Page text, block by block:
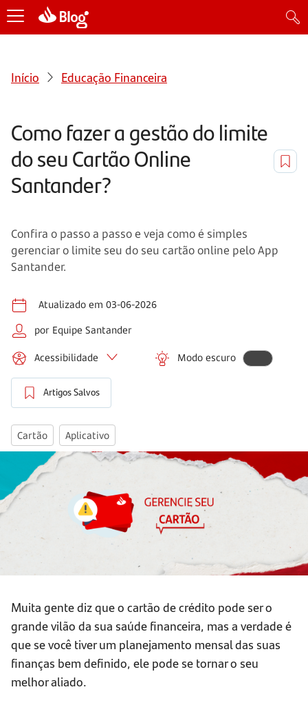
Início Educação Financeira
Como fazer a gestão do limite
do seu Cartão Online
Santander?
Confira o passo a passo e veja como é simples
gerenciar o limite seu do seu cartão online pelo App
Santander.
Atualizado em 03-06-2026
por Equipe Santander
Acessibilidade Modo escuro
Artigos Salvos
Cartão Aplicativo
Muita gente diz que o cartão de crédito pode ser o
grande vilão da sua saúde financeira, mas a verdade é
que se você tiver um planejamento mensal das suas
finanças bem definido, ele pode se tornar o seu
melhor aliado.